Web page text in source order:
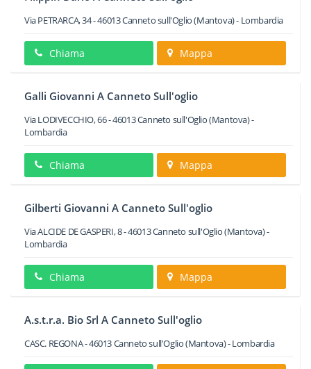
Via PETRARCA, 34-46013Canneto sull'Oglio(Mantova) - Lombardia
Chiama Mappa
Galli Giovanni A Canneto Sull'oglio
Via LODIVECCHIO, 66-46013Canneto sull'Oglio(Mantova) -
Lombardia
Chiama Mappa
Gilberti Giovanni A Canneto Sull'oglio
Via ALCIDE DE GASPERI, 8-46013Canneto sull'Oglio(Mantova) -
Lombardia
Chiama Mappa
A.s.t.r.a. Bio Srl A Canneto Sull'oglio
CASC. REGONA-46013Canneto sull'Oglio(Mantova) -Lombardia